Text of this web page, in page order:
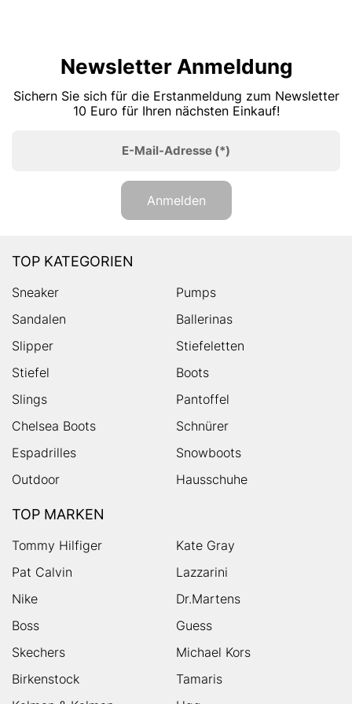
Newsletter Anmeldung
Sichern Sie sich für die Erstanmeldung zum Newsletter
10 Euro für Ihren nächsten Einkauf!
E-Mail-Adresse (*)
Anmelden
TOP KATEGORIEN
Sneaker
Pumps
Sandalen
Ballerinas
Slipper
Stiefeletten
Stiefel
Boots
Slings
Pantoffel
Chelsea Boots
Schnürer
Espadrilles
Snowboots
Outdoor
Hausschuhe
TOP MARKEN
Tommy Hilfiger
Kate Gray
Pat Calvin
Lazzarini
Nike
Dr.Martens
Boss
Guess
Skechers
Michael Kors
Birkenstock
Tamaris